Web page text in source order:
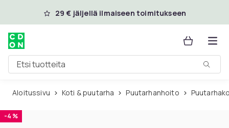
Ohita ja siirry pääsisältöön
29 € jäljellä ilmaiseen toimitukseen
Etsi tuotteita
Aloitussivu Koti & puutarha Puutarhanhoito
-4 %